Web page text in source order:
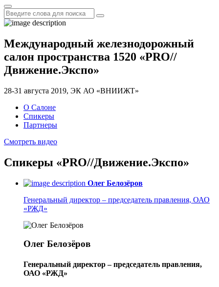
Международный железнодорожный
салон пространства 1520 «PRO//
Движение.Экспо»
28-31 августа 2019, ЭК АО «ВНИИЖТ»
О Салоне
Спикеры
Партнеры
Смотреть видео
Спикеры «PRO//Движение.Экспо»
Олег Белозёров
Генеральный директор – председатель правления, ОАО
«РЖД»
Олег Белозёров
Генеральный директор – председатель правления,
ОАО «РЖД»